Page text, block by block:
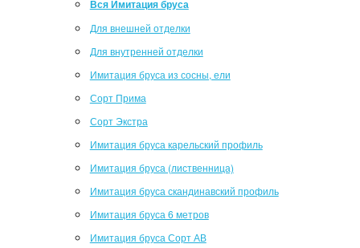
Вся Имитация бруса
Для внешней отделки
Для внутренней отделки
Имитация бруса из сосны, ели
Сорт Прима
Сорт Экстра
Имитация бруса карельский профиль
Имитация бруса (лиственница)
Имитация бруса скандинавский профиль
Имитация бруса 6 метров
Имитация бруса Сорт АВ